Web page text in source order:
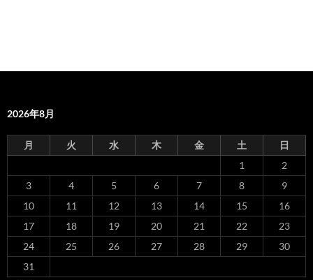
2026年8月
月 火 水 木 金 土
日
1
2
3
4 5 6 7 8
9
10
11 12 13 14 15
16
17
18 19 20 21 22
23
24
25 26 27 28 29
30
31